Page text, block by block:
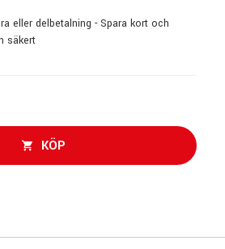
eller delbetalning - Spara kort och
säkert
KÖP